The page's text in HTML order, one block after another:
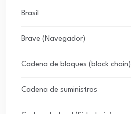
Brasil
Brave (Navegador)
Cadena de bloques (block chain)
Cadena de suministros